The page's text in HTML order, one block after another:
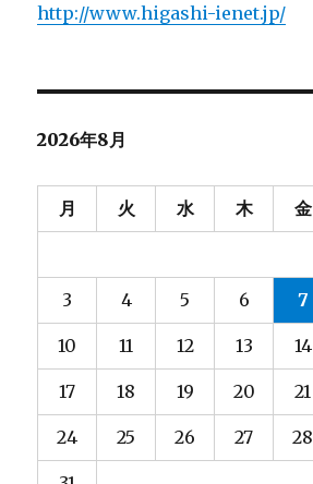
ゲ
ー
シ
ョ
http://www.higashi-ienet.jp/
2026年8月
月 火 水 木 金
3 4 5 6 7
10 11 12 13 14
17 18 19 20 21
24 25 26 27 28